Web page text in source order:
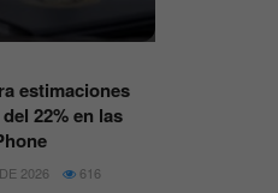
estimaciones
22% en las
2026 616